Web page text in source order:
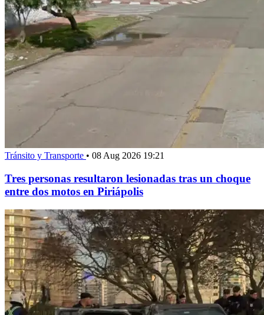
Tránsito y Transporte • 08 Aug 2026 19:21
Tres personas resultaron lesionadas tras un choque
entre dos motos en Piriápolis